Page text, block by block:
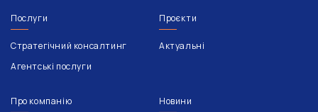
Послуги
Стратегічний консалтинг
Агентські послуги
Проєкти
Актуальні
Про компанію Новини